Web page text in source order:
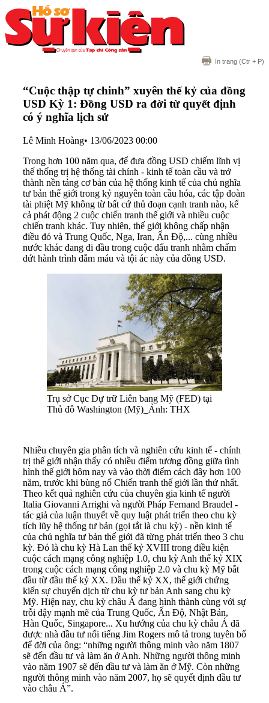
In trang (Ctr + P)
“Cuộc thập tự chinh” xuyên thế kỷ của đồng
USD Kỳ 1: Đồng USD ra đời từ quyết định
có ý nghĩa lịch sử
Lê Minh Hoàng• 13/06/2023 00:00
Trong hơn 100 năm qua, để đưa đồng USD chiếm lĩnh vị
thế thống trị hệ thống tài chính - kinh tế toàn cầu và trở
thành nền tảng cơ bản của hệ thống kinh tế của chủ nghĩa
tư bản thế giới trong kỷ nguyên toàn cầu hóa, các tập đoàn
tài phiệt Mỹ không từ bất cứ thủ đoạn cạnh tranh nào, kể
cả phát động 2 cuộc chiến tranh thế giới và nhiều cuộc
chiến tranh khác. Tuy nhiên, thế giới không chấp nhận
điều đó và Trung Quốc, Nga, Iran, Ấn Độ,... cùng nhiều
nước khác đang đi đầu trong cuộc đấu tranh nhằm chấm
dứt hành trình đẫm máu và tội ác này của đồng USD.
Trụ sở Cục Dự trữ Liên bang Mỹ (FED) tại
Thủ đô Washington (Mỹ)_Ảnh: THX
Nhiều chuyên gia phân tích và nghiên cứu kinh tế - chính
trị thế giới nhận thấy có nhiều điểm tương đồng giữa tình
hình thế giới hôm nay và vào thời điểm cách đây hơn 100
năm, trước khi bùng nổ Chiến tranh thế giới lần thứ nhất.
Theo kết quả nghiên cứu của chuyên gia kinh tế người
Italia Giovanni Arrighi và người Pháp Fernand Braudel -
tác giả của luận thuyết về quy luật phát triển theo chu kỳ
tích lũy hệ thống tư bản (gọi tắt là chu kỳ) - nền kinh tế
của chủ nghĩa tư bản thế giới đã từng phát triển theo 3 chu
kỳ. Đó là chu kỳ Hà Lan thế kỷ XVIII trong điều kiện
cuộc cách mạng công nghiệp 1.0, chu kỳ Anh thế kỷ XIX
trong cuộc cách mạng công nghiệp 2.0 và chu kỳ Mỹ bắt
đầu từ đầu thế kỷ XX. Đầu thế kỷ XX, thế giới chứng
kiến sự chuyển dịch từ chu kỳ tư bản Anh sang chu kỳ
Mỹ. Hiện nay, chu kỳ châu Á đang hình thành cùng với sự
trỗi dậy mạnh mẽ của Trung Quốc, Ấn Độ, Nhật Bản,
Hàn Quốc, Singapore... Xu hướng của chu kỳ châu Á đã
được nhà đầu tư nổi tiếng Jim Rogers mô tả trong tuyên bố
để đời của ông: “những người thông minh vào năm 1807
sẽ đến đầu tư và làm ăn ở Anh. Những người thông minh
vào năm 1907 sẽ đến đầu tư và làm ăn ở Mỹ. Còn những
người thông minh vào năm 2007, họ sẽ quyết định đầu tư
vào châu Á”.